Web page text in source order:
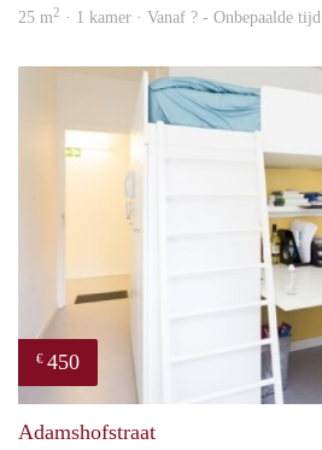
25 m2 · 1 kamer · Vanaf ? - Onbepaalde tijd
€ 450
Adamshofstraat